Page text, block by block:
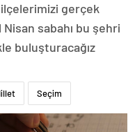
gerçek
sabahı bu şehri
buluşturacağız
Seçim